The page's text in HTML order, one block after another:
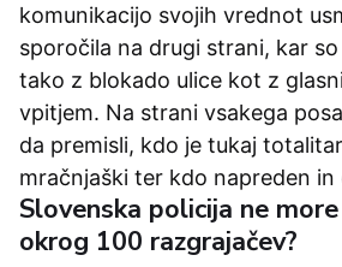
komunikacijo svojih vrednot
sporočila na drugi strani, kar
tako z blokado ulice kot z
vpitjem. Na strani vsakega
da premisli, kdo je tukaj
mračnjaški ter kdo napreden in
Slovenska policija ne
okrog 100 razgrajačev?